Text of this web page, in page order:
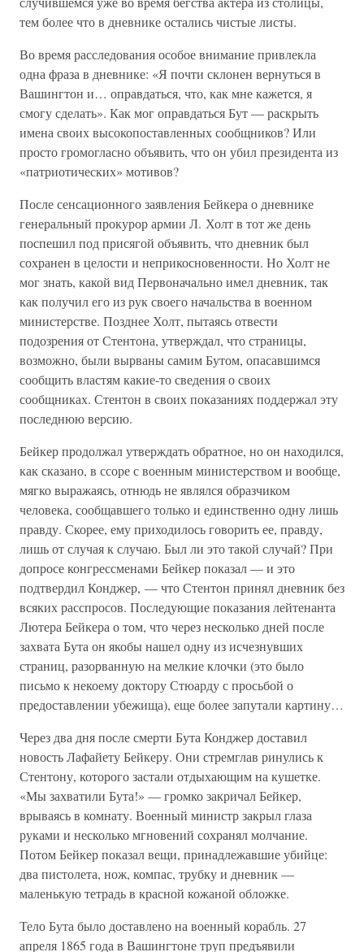
тем более что в дневнике остались чистые листы.
Во время расследования особое внимание привлекла
одна фраза в дневнике: «Я почти склонен вернуться в
Вашингтон и… оправдаться, что, как мне кажется, я
смогу сделать». Как мог оправдаться Бут — раскрыть
имена своих высокопоставленных сообщников? Или
просто громогласно объявить, что он убил президента из
«патриотических» мотивов?
После сенсационного заявления Бейкера о дневнике
генеральный прокурор армии Л. Холт в тот же день
поспешил под присягой объявить, что дневник был
сохранен в целости и неприкосновенности. Но Холт не
мог знать, какой вид Первоначально имел дневник, так
как получил его из рук своего начальства в военном
министерстве. Позднее Холт, пытаясь отвести
подозрения от Стентона, утверждал, что страницы,
возможно, были вырваны самим Бутом, опасавшимся
сообщить властям какие-то сведения о своих
сообщниках. Стентон в своих показаниях поддержал эту
последнюю версию.
Бейкер продолжал утверждать обратное, но он находился,
как сказано, в ссоре с военным министерством и вообще,
мягко выражаясь, отнюдь не являлся образчиком
человека, сообщавшего только и единственно одну лишь
правду. Скорее, ему приходилось говорить ее, правду,
лишь от случая к случаю. Был ли это такой случай? При
допросе конгрессменами Бейкер показал — и это
подтвердил Конджер, — что Стентон принял дневник без
всяких расспросов. Последующие показания лейтенанта
Лютера Бейкера о том, что через несколько дней после
захвата Бута он якобы нашел одну из исчезнувших
страниц, разорванную на мелкие клочки (это было
письмо к некоему доктору Стюарду с просьбой о
предоставлении убежища), еще более запутали картину…
Через два дня после смерти Бута Конджер доставил
новость Лафайету Бейкеру. Они стремглав ринулись к
Стентону, которого застали отдыхающим на кушетке.
«Мы захватили Бута!» — громко закричал Бейкер,
врываясь в комнату. Военный министр закрыл глаза
руками и несколько мгновений сохранял молчание.
Потом Бейкер показал вещи, принадлежавшие убийце:
два пистолета, нож, компас, трубку и дневник —
маленькую тетрадь в красной кожаной обложке.
Тело Бута было доставлено на военный корабль. 27
апреля 1865 года в Вашингтоне труп предъявили